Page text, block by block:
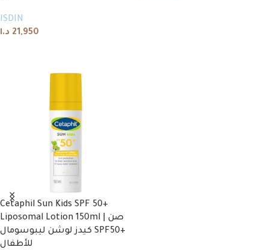
ISDIN
21,950 د.ا
Cetaphil Sun Kids SPF 50+
Liposomal Lotion 150ml | صن
كيدز لوشن ليبوسومال SPF50+
للأطفال